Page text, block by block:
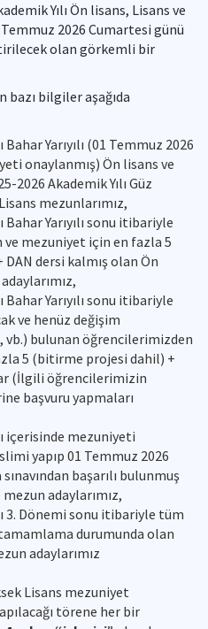
Yılı Ön lisans, Lisans ve
2026 Cumartesi günü
olan görkemli bir
bilgiler aşağıda
Bahar Yarıyılı (01 Temmuz 2026
onaylanmış) Ön lisans ve
2026 Akademik Yılı Güz
mezunlarımız,
Bahar Yarıyılı sonu itibariyle
mezuniyet için en fazla 5
dersi kalmış olan Ön
Bahar Yarıyılı sonu itibariyle
ve henüz değişim
vb.) bulunan öğrencilerimizden
5 (bitirme projesi dahil) +
(İlgili öğrencilerimizin
başvuru yapmaları
içerisinde mezuniyeti
yapıp 01 Temmuz 2026
başarılı bulunmuş
adaylarımız,
3. Dönemi sonu itibariyle tüm
durumunda olan
adaylarımız
Lisans mezuniyet
törene her bir